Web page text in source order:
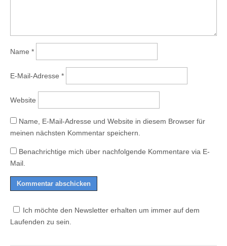
Name *
E-Mail-Adresse *
Website
Name, E-Mail-Adresse und Website in diesem Browser für
meinen nächsten Kommentar speichern.
Benachrichtige mich über nachfolgende Kommentare via E-
Mail.
Ich möchte den Newsletter erhalten um immer auf dem
Laufenden zu sein.